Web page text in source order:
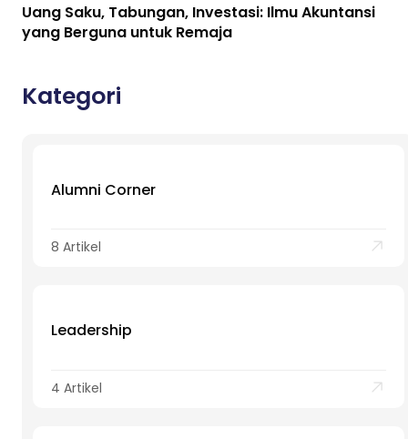
Uang Saku, Tabungan, Investasi: Ilmu Akuntansi
yang Berguna untuk Remaja
Kategori
Alumni Corner
8 Artikel
Leadership
4 Artikel